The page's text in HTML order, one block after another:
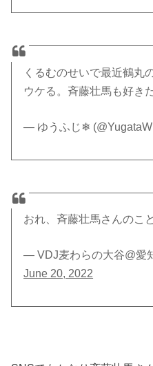
くるむのせいで最近鶴丸
ウケる。斉藤壮馬も好き
— ゆうふじ❄︎
おれ、斉藤壮馬さんのこ
— VDJ麦わらの大谷@愛
June 20, 2022